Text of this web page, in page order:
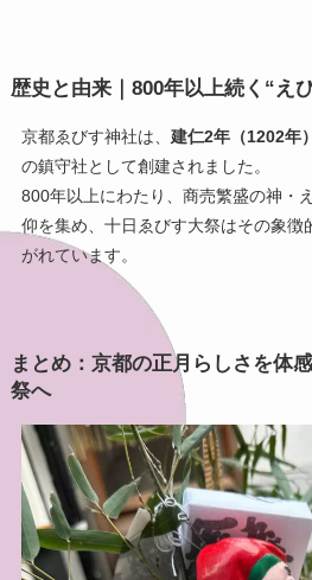
歴史と由来｜800年以上続く“え
京都ゑびす神社は、 建仁2年（1202年）
の鎮守社として創建されました。
800年以上にわたり、商売繁盛の神・
仰を集め、十日ゑびす大祭はその象徴
がれています。
まとめ：京都の正月らしさを体
祭へ